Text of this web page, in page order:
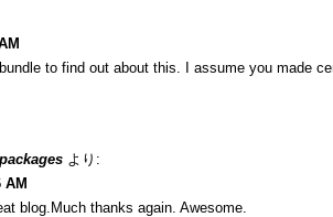
to find out about this. I assume you made
より:
AM
blog.Much thanks again. Awesome.